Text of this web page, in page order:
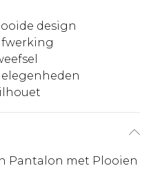
design
Pantalon met Plooien